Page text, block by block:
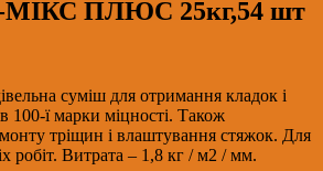
ПЛЮС 25кг,54 шт
суміш для отримання кладок і
100-ї марки міцності. Також
тріщин і влаштування стяжок. Для
робіт. Витрата – 1,8 кг / м2 / мм.